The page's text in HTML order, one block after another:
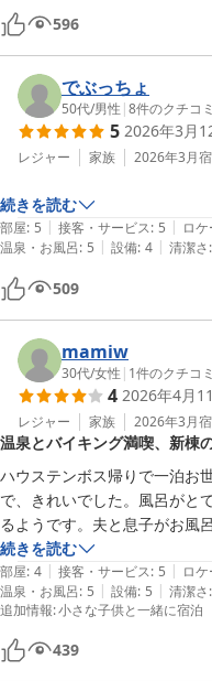
◯温泉
露天風呂あり
寝ながらつかれる風呂が特に
◯食事
御膳を選択
◯注意点
早岐から「車で」5分なので
徒歩だと15分~20分程度
駅前にタクシーがあるので、
よい。
596
でぶっちょ
50代/男性 |8件のクチコミ
5 2026年3月
レジャー 家族 2026年3月
続きを読む
部屋: 5 | 接客・サービス: 5 | ロ
温泉・お風呂: 5 | 設備: 4 | 清潔さ:
509
mamiw
30代/女性 | 1件のクチコミ
4 2026年4月
レジャー 家族 2026年3月
温泉とバイキング満喫、新棟
ハウステンボス帰りで一泊お
で、きれいでした。風呂がと
るようです。夫と息子がお風
ました。床がぬるぬるしてい
ぬるつきかと、そんなに私は
パクトながらも種類が多く楽
続きを読む
部屋: 4 | 接客・サービス: 5 | ロ
温泉・お風呂: 5 | 設備: 5 | 清潔さ:
追加情報:小さな子供と一緒に宿泊
439